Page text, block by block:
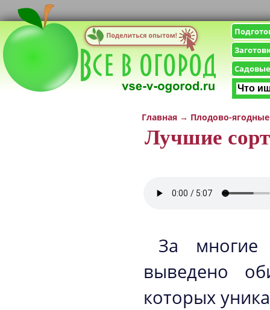
Главная → Плодово-
Лучшие
За многие
выведено
которых